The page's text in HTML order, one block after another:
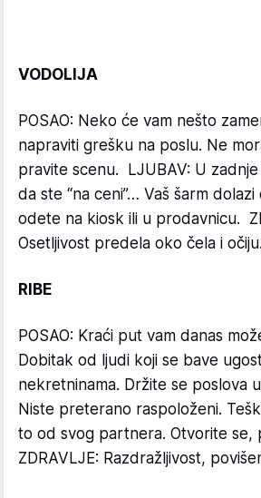
VODOLIJA
POSAO: Neko će vam nešto
napraviti grešku na poslu. Ne
pravite scenu. LJUBAV: U
da ste “na ceni”… Vaš šarm dolazi
odete na kiosk ili u prodavnicu.
Osetljivost predela oko čela i očiju.
RIBE
POSAO: Kraći put vam danas
Dobitak od ljudi koji se bave
nekretninama. Držite se poslova
Niste preterano raspoloženi.
to od svog partnera. Otvorite se,
ZDRAVLJE: Razdražljivost,